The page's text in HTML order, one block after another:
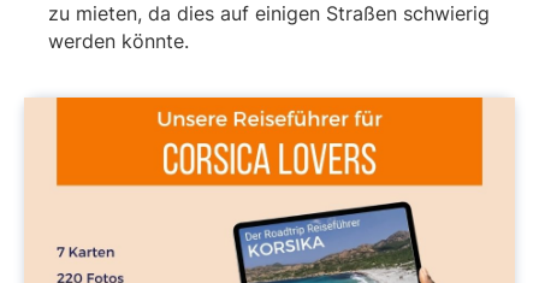
zu mieten, da dies auf einigen Straßen schwierig
werden könnte.